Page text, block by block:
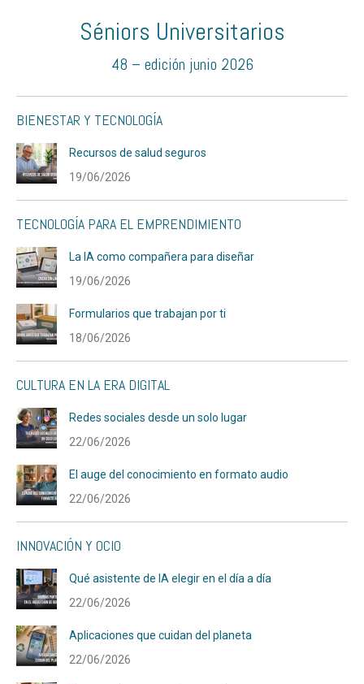
Séniors Universitarios
48 – edición junio 2026
BIENESTAR Y TECNOLOGÍA
Recursos de salud seguros
19/06/2026
TECNOLOGÍA PARA EL EMPRENDIMIENTO
La IA como compañera para diseñar
19/06/2026
Formularios que trabajan por ti
18/06/2026
CULTURA EN LA ERA DIGITAL
Redes sociales desde un solo lugar
22/06/2026
El auge del conocimiento en formato audio
22/06/2026
INNOVACIÓN Y OCIO
Qué asistente de IA elegir en el día a día
22/06/2026
Aplicaciones que cuidan del planeta
22/06/2026